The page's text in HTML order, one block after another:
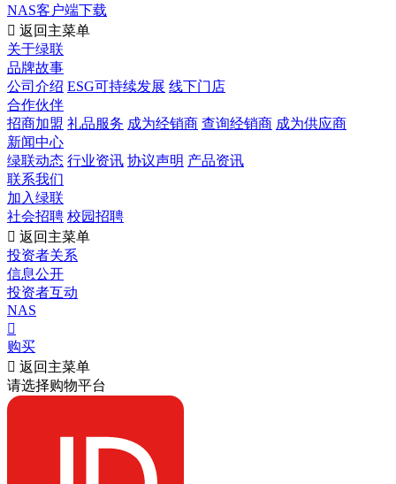
NAS客户端下载
 返回主菜单
关于绿联
品牌故事
公司介绍 ESG可持续发展 线下门店
合作伙伴
招商加盟 礼品服务 成为经销商 查询经销商 成为供应商
新闻中心
绿联动态 行业资讯 协议声明 产品资讯
联系我们
加入绿联
社会招聘 校园招聘
 返回主菜单
投资者关系
信息公开
投资者互动
NAS

购买
 返回主菜单
请选择购物平台